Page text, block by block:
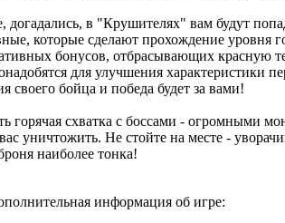
в "Крушителях" вам будут
которые сделают прохождение уровня
бонусов, отбрасывающих красную
для улучшения характеристики
своего бойца и победа будет за вами!
горячая схватка с боссами - огромными
уничтожить. Не стойте на месте -
наиболее тонка!
информация об игре: